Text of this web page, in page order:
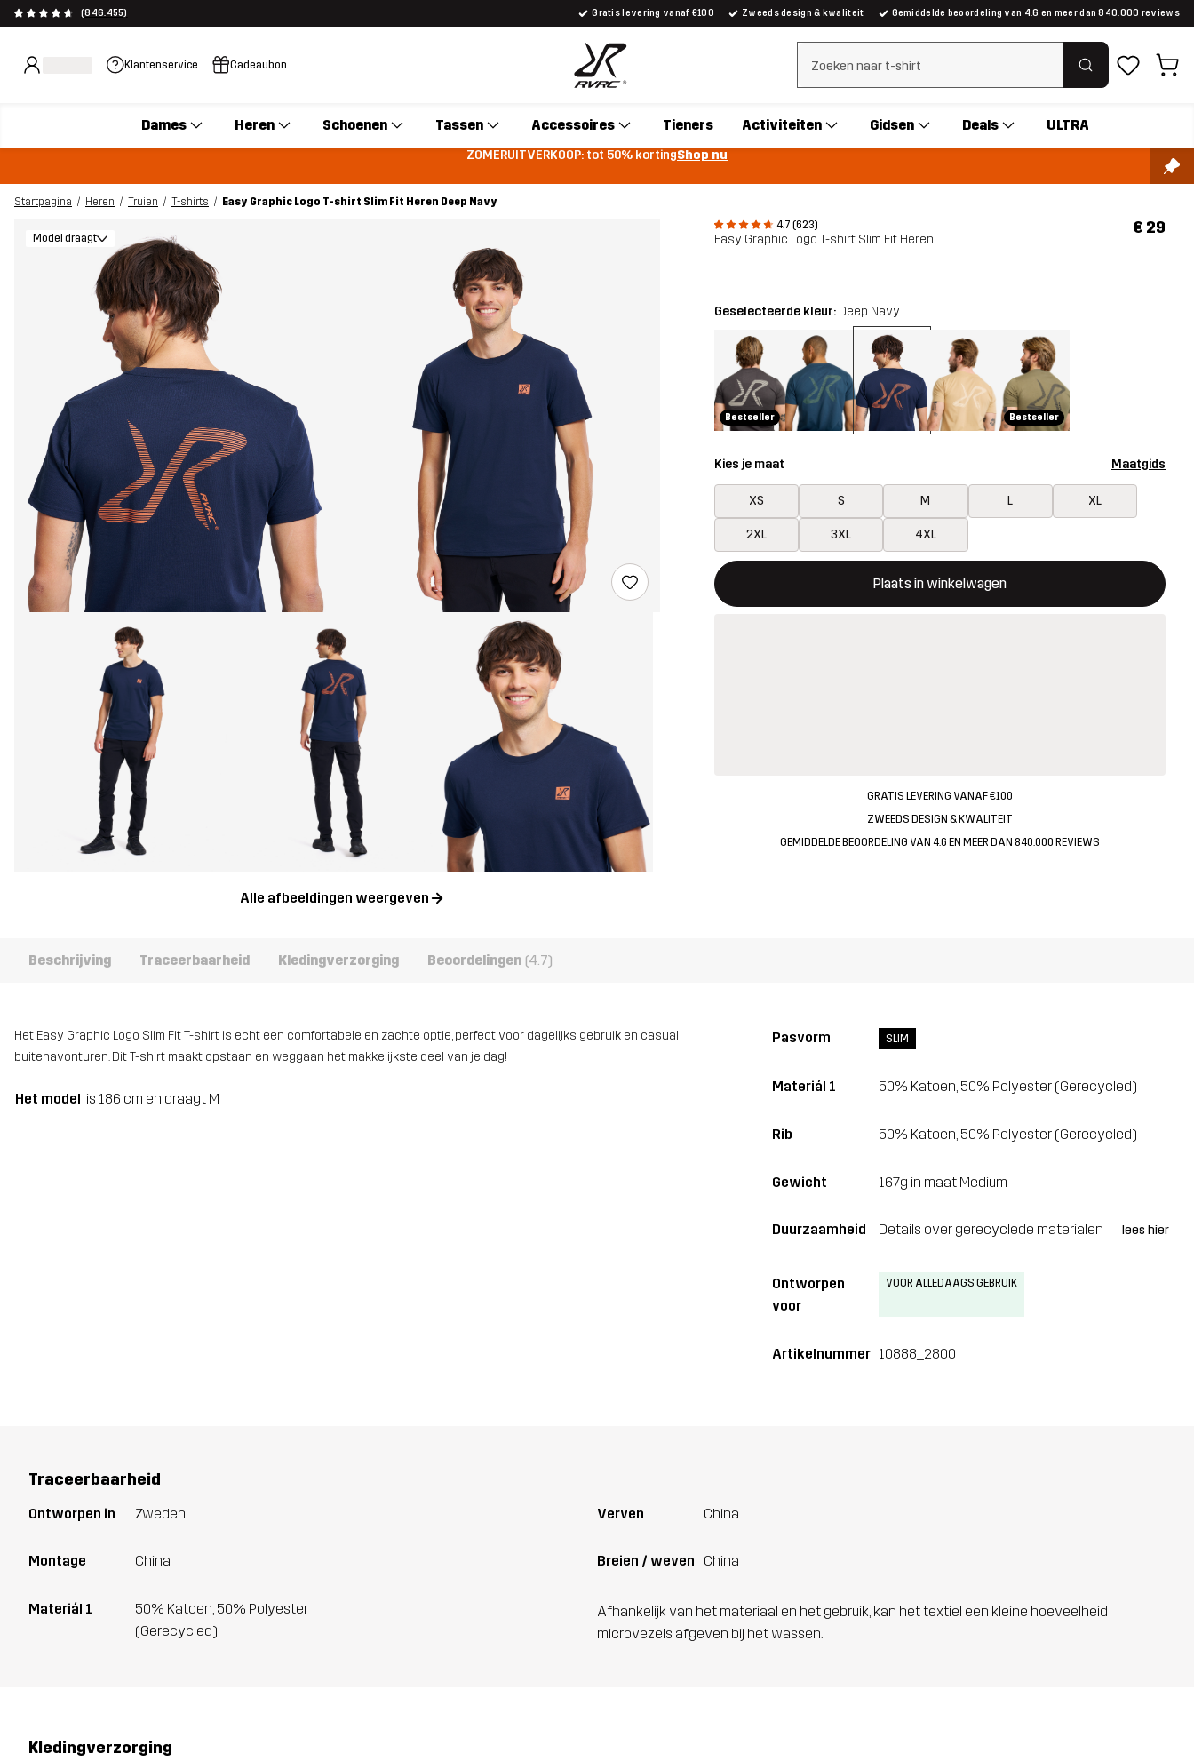
(846.455) Gratis levering vanaf €100 Zweeds design & kwaliteit Gemiddelde beoordeling van 4.6 en meer dan 840.000 reviews
Klantenservice Cadeaubon Zoeken wissen
Dames Heren Schoenen Tassen Accessoires Tieners Activiteiten Gidsen Deals ULTRA
ZOMERUITVERKOOP: tot 50% kortingShop nu
Startpagina Heren Truien T-shirts
Easy Graphic Logo T-shirt Slim Fit Heren Deep Navy
4.7 (623)
Easy Graphic Logo T-shirt Slim Fit Heren
€ 29
Model draagt
Alle afbeeldingen weergeven
Geselecteerde kleur: Deep Navy
Bestseller Bestseller
Kies je maat Maatgids
XS S M L XL
2XL 3XL 4XL
Plaats in winkelwagen
Deze knop opent een modal met de bevestiging van een nieuw item in het
{{size}} niet beschikbaar
GRATIS LEVERING VANAF €100
ZWEEDS DESIGN & KWALITEIT
GEMIDDELDE BEOORDELING VAN 4.6 EN MEER DAN 840.000 REVIEWS
Beschrijving Traceerbaarheid Kledingverzorging Beoordelingen (4.7)
Het Easy Graphic Logo Slim Fit T-shirt is echt een comfortabele en zachte optie, perfect voor dagelijks gebruik en casual
buitenavonturen. Dit T-shirt maakt opstaan en weggaan het makkelijkste deel van je dag!
Het model is 186 cm en draagt M
Pasvorm SLIM
Materiál 1 50% Katoen, 50% Polyester (Gerecycled)
Rib 50% Katoen, 50% Polyester (Gerecycled)
Gewicht 167g in maat Medium
Duurzaamheid Details over gerecyclede materialen lees hier
Ontworpen
voor
VOOR ALLEDAAGS GEBRUIK
Artikelnummer 10888_2800
Traceerbaarheid
Ontworpen in Zweden
Montage China
Materiál 1
50% Katoen, 50% Polyester
(Gerecycled)
Verven China
Breien / weven China
Afhankelijk van het materiaal en het gebruik, kan het textiel een kleine hoeveelheid
microvezels afgeven bij het wassen.
Kledingverzorging